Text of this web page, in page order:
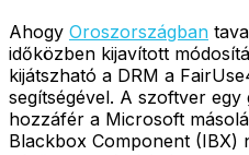
Ahogy Oroszországban
időközben kijavított
kijátszható a DRM a
segítségével. A szoftver
hozzáfér a Microsoft
Blackbox Component (IBX)